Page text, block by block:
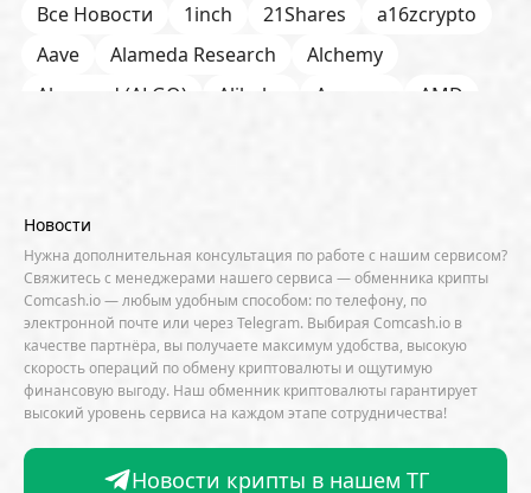
Все Новости 1inch 21Shares
a16zcrypto
Aave
Alameda Research
Alchemy
Algorand (ALGO)
Alibaba Amazon
AMD
Aster
Binance
BIS Bitcoin Core
Bitcoin Pizza Day
Bitfarms
Bitfinex Bitget
Bithumb
BitMEX
BitOK Bitwise BlackRock
Block
Bloomberg
BNB Chain
BNP Paribas
Börse Stuttgart
BTCFi Bullish
Bybit
Новости
Нужна дополнительная консультация по работе с нашим сервисом?
Свяжитесь с менеджерами нашего сервиса — обменника крипты
Comcash.io — любым удобным способом: по телефону, по
электронной почте или через Telegram. Выбирая Comcash.io в
качестве партнёра, вы получаете максимум удобства, высокую
скорость операций по обмену криптовалюты и ощутимую
финансовую выгоду. Наш обменник криптовалюты гарантирует
высокий уровень сервиса на каждом этапе сотрудничества!
Новости крипты в нашем ТГ